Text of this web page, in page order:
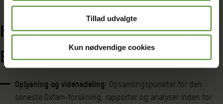
Tillad udvalgte
Kun nødvendige cookies
Hvad er formålet med Morning
Briefs?
Oplysning og vidensdeling: Opsamlingspunkter for den
seneste Oxfam-forskning, rapporter og analyser inden for